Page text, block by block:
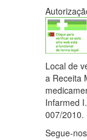
Local de
a Receita
Infarmed
007/2010.
Segue-nos